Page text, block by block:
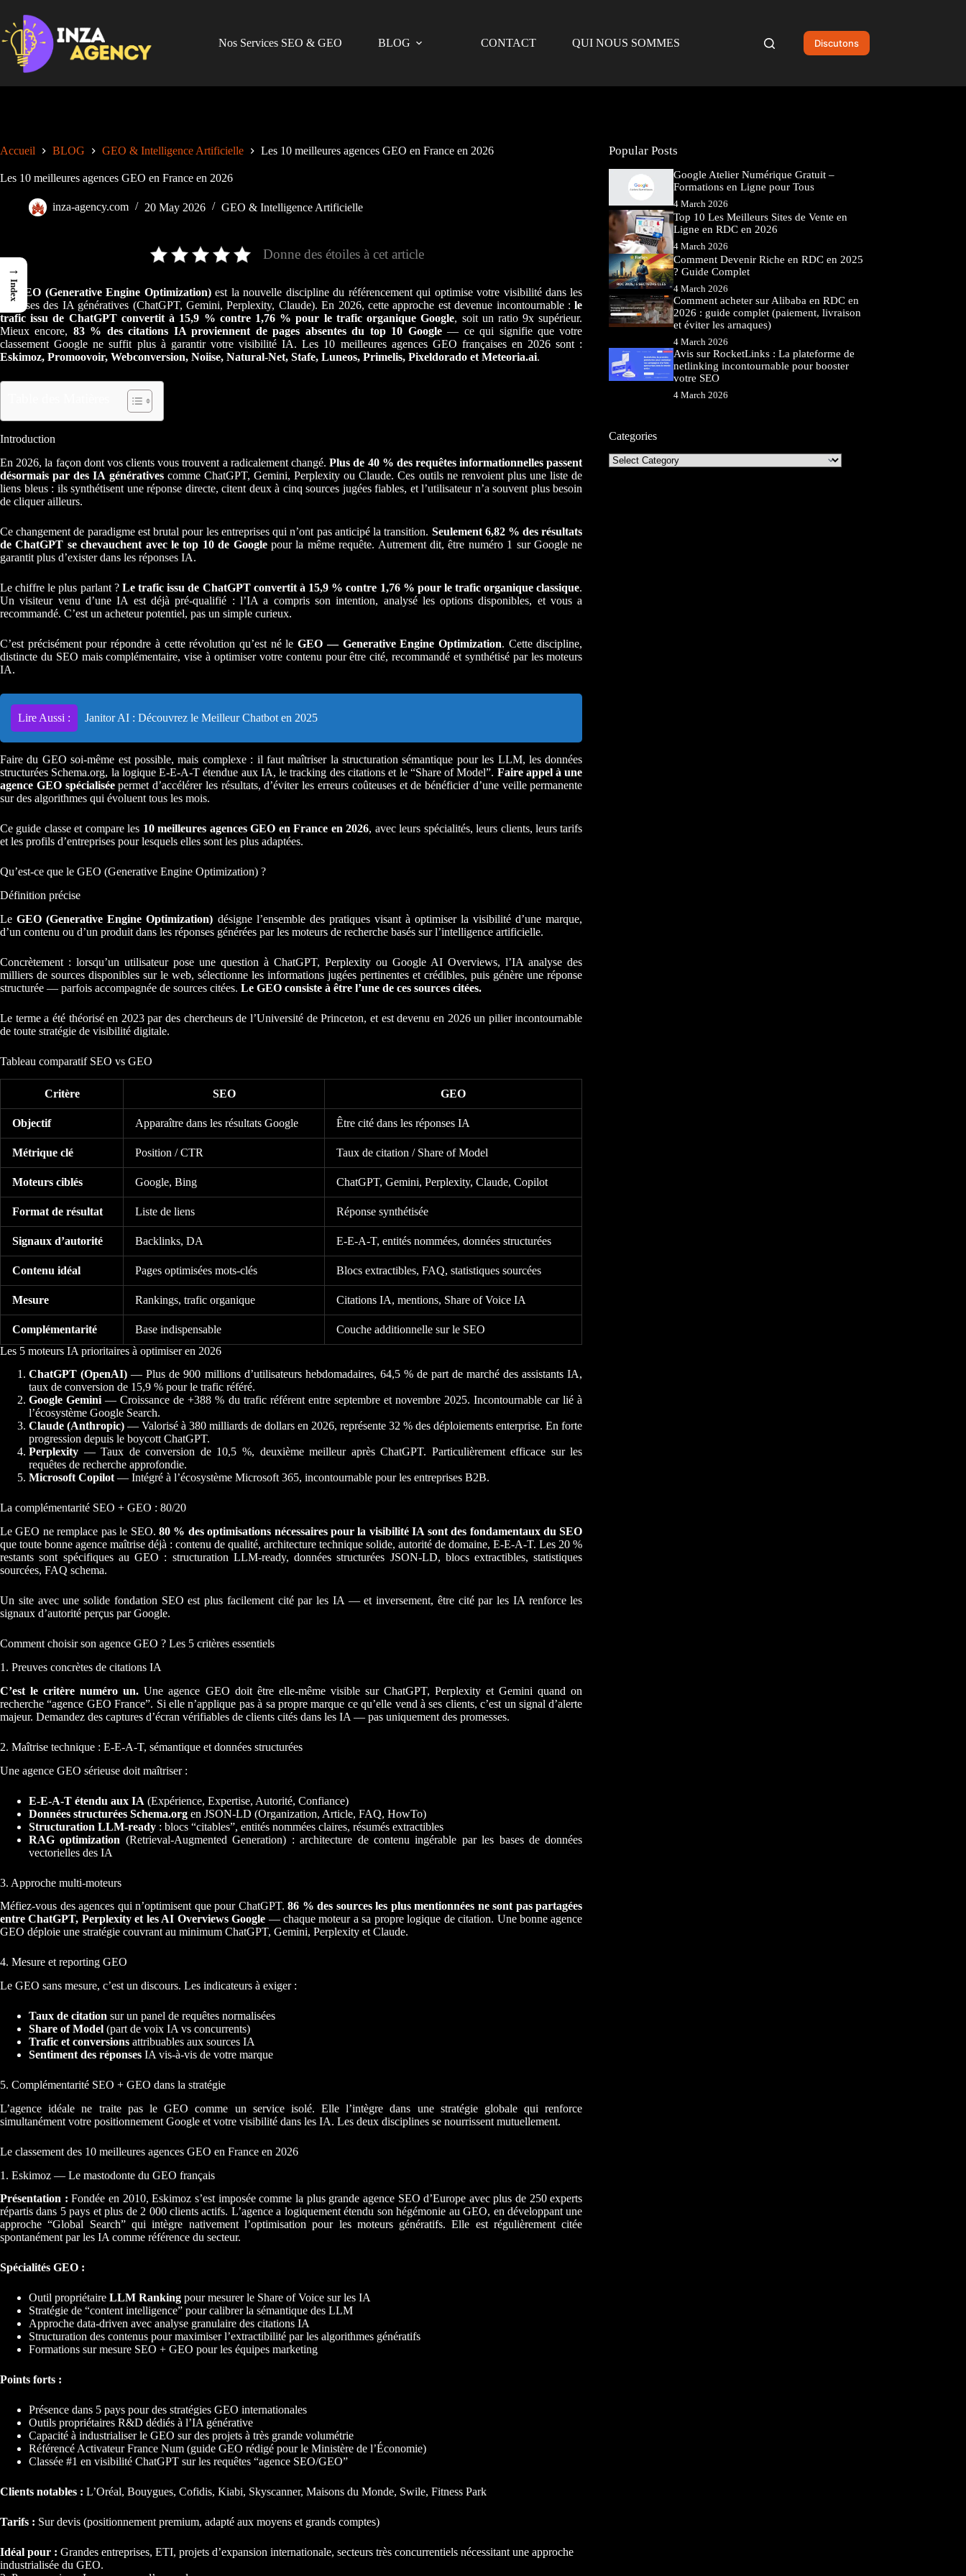
content
Nos Services SEO & GEO
BLOG CONTACT QUI NOUS SOMMES Discutons
Accueil BLOG GEO & Intelligence Artificielle Les 10 meilleures agences GEO en France en 2026
Les 10 meilleures agences GEO en France en 2026
inza-agency.com 20 May 2026 GEO & Intelligence Artificielle
Donne des étoiles à cet article
LeGEO (Generative Engine Optimization)est la nouvelle discipline du référencement qui optimise votre visibilité dans les
réponses des IA génératives (ChatGPT, Gemini, Perplexity, Claude). En 2026, cette approche est devenue incontournable :le
trafic issu de ChatGPT convertit à 15,9 % contre 1,76 % pour le trafic organique Google, soit un ratio 9x supérieur.
Mieux encore, 83 % des citations IA proviennent de pages absentes du top 10 Google— ce qui signifie que votre
classement Google ne suffit plus à garantir votre visibilité IA. Les 10 meilleures agences GEO françaises en 2026 sont :
Eskimoz, Promoovoir, Webconversion, Noiise, Natural-Net, Stafe, Luneos, Primelis, Pixeldorado et Meteoria.ai.
Introduction
En 2026, la façon dont vos clients vous trouvent a radicalement changé.Plus de 40 % des requêtes informationnelles passent
désormais par des IA générativescomme ChatGPT, Gemini, Perplexity ou Claude. Ces outils ne renvoient plus une liste de
liens bleus : ils synthétisent une réponse directe, citent deux à cinq sources jugées fiables, et l’utilisateur n’a souvent plus besoin
de cliquer ailleurs.
Ce changement de paradigme est brutal pour les entreprises qui n’ont pas anticipé la transition. Seulement 6,82 % des résultats
de ChatGPT se chevauchent avec le top 10 de Googlepour la même requête. Autrement dit, être numéro 1 sur Google ne
garantit plus d’exister dans les réponses IA.
Le chiffre le plus parlant ? Le trafic issu de ChatGPT convertit à 15,9 % contre 1,76 % pour le trafic organique classique.
Un visiteur venu d’une IA est déjà pré-qualifié : l’IA a compris son intention, analysé les options disponibles, et vous a
recommandé. C’est un acheteur potentiel, pas un simple curieux.
C’est précisément pour répondre à cette révolution qu’est né leGEO — Generative Engine Optimization. Cette discipline,
distincte du SEO mais complémentaire, vise à optimiser votre contenu pour être cité, recommandé et synthétisé par les moteurs
IA.
Lire Aussi : Janitor AI : Découvrez le Meilleur Chatbot en 2025
Faire du GEO soi-même est possible, mais complexe : il faut maîtriser la structuration sémantique pour les LLM, les données
structurées Schema.org, la logique E-E-A-T étendue aux IA, le tracking des citations et le “Share of Model”. Faire appel à une
agence GEO spécialiséepermet d’accélérer les résultats, d’éviter les erreurs coûteuses et de bénéficier d’une veille permanente
sur des algorithmes qui évoluent tous les mois.
Ce guide classe et compare les 10 meilleures agences GEO en France en 2026, avec leurs spécialités, leurs clients, leurs tarifs
et les profils d’entreprises pour lesquels elles sont les plus adaptées.
Qu’est-ce que le GEO (Generative Engine Optimization) ?
Définition précise
LeGEO (Generative Engine Optimization) désigne l’ensemble des pratiques visant à optimiser la visibilité d’une marque,
d’un contenu ou d’un produit dans les réponses générées par les moteurs de recherche basés sur l’intelligence artificielle.
Concrètement : lorsqu’un utilisateur pose une question à ChatGPT, Perplexity ou Google AI Overviews, l’IA analyse des
milliers de sources disponibles sur le web, sélectionne les informations jugées pertinentes et crédibles, puis génère une réponse
structurée — parfois accompagnée de sources citées. Le GEO consiste à être l’une de ces sources citées.
Le terme a été théorisé en 2023 par des chercheurs de l’Université de Princeton, et est devenu en 2026 un pilier incontournable
de toute stratégie de visibilité digitale.
Tableau comparatif SEO vs GEO
Critère SEO GEO
Objectif Apparaître dans les résultats Google Être cité dans les réponses IA
Métrique clé Position / CTR Taux de citation / Share of Model
Moteurs ciblés Google, Bing ChatGPT, Gemini, Perplexity, Claude, Copilot
Format de résultat Liste de liens Réponse synthétisée
Signaux d’autorité Backlinks, DA E-E-A-T, entités nommées, données structurées
Contenu idéal Pages optimisées mots-clés Blocs extractibles, FAQ, statistiques sourcées
Mesure Rankings, trafic organique Citations IA, mentions, Share of Voice IA
Complémentarité Base indispensable
Couche additionnelle sur le SEO
Les 5 moteurs IA prioritaires à optimiser en 2026
ChatGPT (OpenAI) — Plus de 900 millions d’utilisateurs hebdomadaires, 64,5 % de part de marché des assistants IA,
taux de conversion de 15,9 % pour le trafic référé.
Google Gemini — Croissance de +388 % du trafic référent entre septembre et novembre 2025. Incontournable car lié à
l’écosystème Google Search.
Claude (Anthropic) — Valorisé à 380 milliards de dollars en 2026, représente 32 % des déploiements enterprise. En forte
progression depuis le boycott ChatGPT.
Perplexity — Taux de conversion de 10,5 %, deuxième meilleur après ChatGPT. Particulièrement efficace sur les
requêtes de recherche approfondie.
Microsoft Copilot — Intégré à l’écosystème Microsoft 365, incontournable pour les entreprises B2B.
La complémentarité SEO + GEO : 80/20
Le GEO ne remplace pas le SEO. 80 % des optimisations nécessaires pour la visibilité IA sont des fondamentaux du SEO
que toute bonne agence maîtrise déjà : contenu de qualité, architecture technique solide, autorité de domaine, E-E-A-T. Les 20 %
restants sont spécifiques au GEO : structuration LLM-ready, données structurées JSON-LD, blocs extractibles, statistiques
sourcées, FAQ schema.
Un site avec une solide fondation SEO est plus facilement cité par les IA — et inversement, être cité par les IA renforce les
signaux d’autorité perçus par Google.
Comment choisir son agence GEO ? Les 5 critères essentiels
1. Preuves concrètes de citations IA
C’est le critère numéro un. Une agence GEO doit être elle-même visible sur ChatGPT, Perplexity et Gemini quand on
recherche “agence GEO France”. Si elle n’applique pas à sa propre marque ce qu’elle vend à ses clients, c’est un signal d’alerte
majeur. Demandez des captures d’écran vérifiables de clients cités dans les IA — pas uniquement des promesses.
2. Maîtrise technique : E-E-A-T, sémantique et données structurées
Une agence GEO sérieuse doit maîtriser :
E-E-A-T étendu aux IA (Expérience, Expertise, Autorité, Confiance)
Données structurées Schema.org en JSON-LD (Organization, Article, FAQ, HowTo)
Structuration LLM-ready : blocs “citables”, entités nommées claires, résumés extractibles
RAG optimization (Retrieval-Augmented Generation) : architecture de contenu ingérable par les bases de données
vectorielles des IA
3. Approche multi-moteurs
Méfiez-vous des agences qui n’optimisent que pour ChatGPT.86 % des sources les plus mentionnées ne sont pas partagées
entre ChatGPT, Perplexity et les AI Overviews Google — chaque moteur a sa propre logique de citation. Une bonne agence
GEO déploie une stratégie couvrant au minimum ChatGPT, Gemini, Perplexity et Claude.
4. Mesure et reporting GEO
Le GEO sans mesure, c’est un discours. Les indicateurs à exiger :
Taux de citation sur un panel de requêtes normalisées
Share of Model (part de voix IA vs concurrents)
Trafic et conversions attribuables aux sources IA
Sentiment des réponses IA vis-à-vis de votre marque
5. Complémentarité SEO + GEO dans la stratégie
L’agence idéale ne traite pas le GEO comme un service isolé. Elle l’intègre dans une stratégie globale qui renforce
simultanément votre positionnement Google et votre visibilité dans les IA. Les deux disciplines se nourrissent mutuellement.
Le classement des 10 meilleures agences GEO en France en 2026
1. Eskimoz — Le mastodonte du GEO français
Présentation : Fondée en 2010, Eskimoz s’est imposée comme la plus grande agence SEO d’Europe avec plus de 250 experts
répartis dans 5 pays et plus de 2 000 clients actifs. L’agence a logiquement étendu son hégémonie au GEO, en développant une
approche “Global Search” qui intègre nativement l’optimisation pour les moteurs génératifs. Elle est régulièrement citée
spontanément par les IA comme référence du secteur.
Spécialités GEO :
Outil propriétaire LLM Ranking pour mesurer le Share of Voice sur les IA
Stratégie de “content intelligence” pour calibrer la sémantique des LLM
Approche data-driven avec analyse granulaire des citations IA
Structuration des contenus pour maximiser l’extractibilité par les algorithmes génératifs
Formations sur mesure SEO + GEO pour les équipes marketing
Points forts :
Présence dans 5 pays pour des stratégies GEO internationales
Outils propriétaires R&D dédiés à l’IA générative
Capacité à industrialiser le GEO sur des projets à très grande volumétrie
Référencé Activateur France Num (guide GEO rédigé pour le Ministère de l’Économie)
Classée #1 en visibilité ChatGPT sur les requêtes “agence SEO/GEO”
Clients notables : L’Oréal, Bouygues, Cofidis, Kiabi, Skyscanner, Maisons du Monde, Swile, Fitness Park
Tarifs : Sur devis (positionnement premium, adapté aux moyens et grands comptes)
Idéal pour : Grandes entreprises, ETI, projets d’expansion internationale, secteurs très concurrentiels nécessitant une approche
industrialisée du GEO.
Popular Posts
Google Atelier Numérique Gratuit –
Formations en Ligne pour Tous
4 March 2026
Top 10 Les Meilleurs Sites de Vente en
Ligne en RDC en 2026
4 March 2026
Comment Devenir Riche en RDC en 2025
? Guide Complet
4 March 2026
Comment acheter sur Alibaba en RDC en
2026 : guide complet (paiement, livraison
et éviter les arnaques)
4 March 2026
Avis sur RocketLinks : La plateforme de
netlinking incontournable pour booster
votre SEO
4 March 2026
Categories
Categories
→
Index